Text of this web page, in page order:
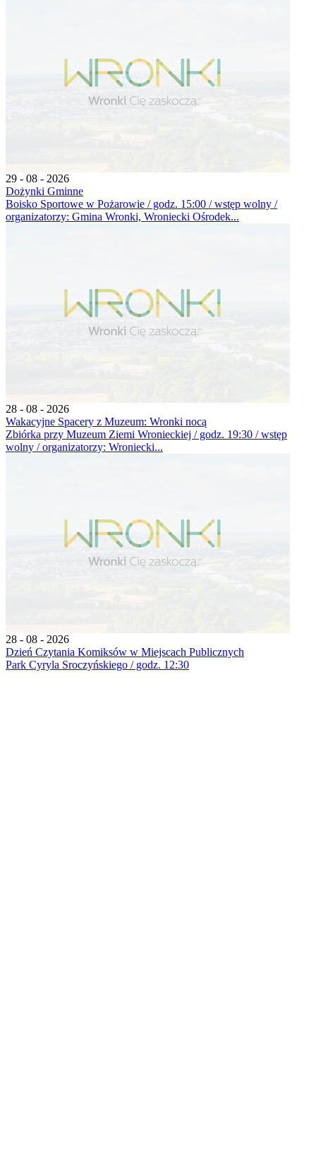
29 - 08 - 2026
Dożynki Gminne
Boisko Sportowe w Pożarowie / godz. 15:00 / wstęp wolny /
organizatorzy: Gmina Wronki, Wroniecki Ośrodek...
28 - 08 - 2026
Wakacyjne Spacery z Muzeum: Wronki nocą
Zbiórka przy Muzeum Ziemi Wronieckiej / godz. 19:30 / wstęp
wolny / organizatorzy: Wroniecki...
28 - 08 - 2026
Dzień Czytania Komiksów w Miejscach Publicznych
Park Cyryla Sroczyńskiego / godz. 12:30